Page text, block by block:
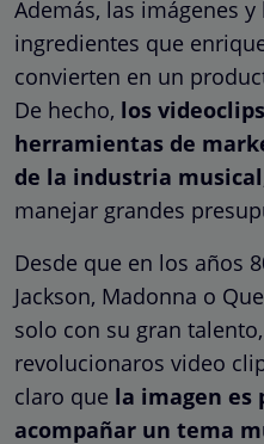
Además, las imágenes
ingredientes que
convierten en un
De hecho, los
herramientas de
de la industria musical
manejar grandes
Desde que en los años
Jackson, Madonna o
solo con su gran
revolucionaros video
claro que la imagen es
acompañar un tema